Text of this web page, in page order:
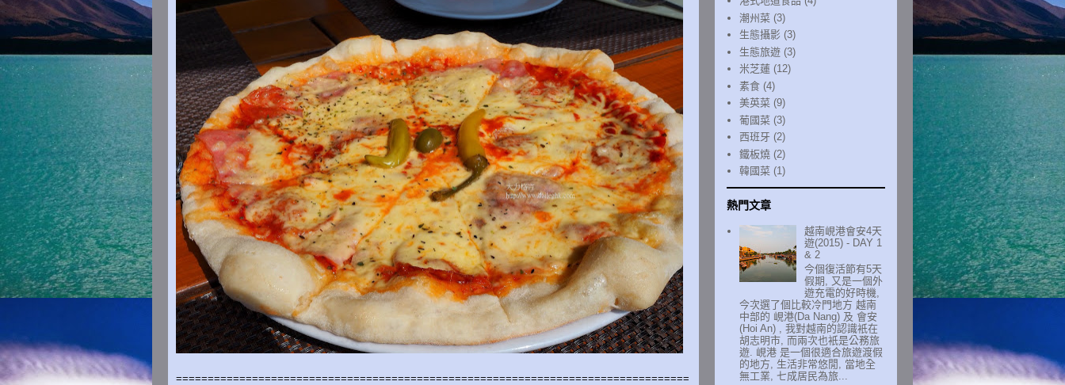
=================================================================================
潮州菜 (3)
生態攝影 (3)
生態旅遊 (3)
米芝蓮 (12)
素食 (4)
美英菜 (9)
葡國菜 (3)
西班牙 (2)
鐵板燒 (2)
韓國菜 (1)
熱門文章
越南峴港會安4天
遊(2015) - DAY 1
& 2
今個復活節有5天
假期, 又是一個外
遊充電的好時機,
今次選了個比較冷門地方 越南
中部的 峴港(Da Nang) 及 會安
(Hoi An) , 我對越南的認識衹在
胡志明市, 而兩次也衹是公務旅
遊. 峴港 是一個很適合旅遊渡假
的地方, 生活非常悠閒, 當地全
無工業, 七成居民為旅...